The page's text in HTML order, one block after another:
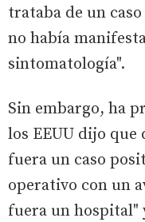
trataba de un
no había
sintomatología".
Sin embargo, ha
los EEUU dijo
fuera un caso
operativo con un
fuera un hospital"